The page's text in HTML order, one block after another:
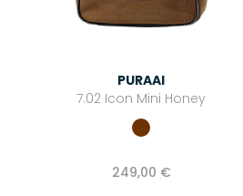
PURAAI
7.02 Icon Mini Honey
249,00 €